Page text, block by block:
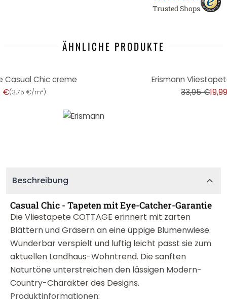
Trusted Shops
ÄHNLICHE PRODUKTE
Casual Chic creme
€(3,75 €/m²)
Erismann
33,95 €
Beschreibung
Casual Chic - Tapeten mit Eye-Catcher-Garantie
Die Vliestapete COTTAGE erinnert mit zarten
Blättern und Gräsern an eine üppige Blumenwiese.
Wunderbar verspielt und luftig leicht passt sie zum
aktuellen Landhaus-Wohntrend. Die sanften
Naturtöne unterstreichen den lässigen Modern-
Country-Charakter des Designs.
Produktinformationen: